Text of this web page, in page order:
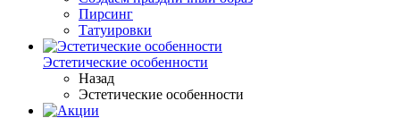
Пирсинг
Татуировки
Эстетические особенности
Назад
Эстетические особенности